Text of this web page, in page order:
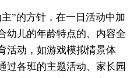
”的方针，在一日活动中加
幼儿的年龄特点的、内容全
活动，如游戏模拟情景体
过各班的主题活动、家长园